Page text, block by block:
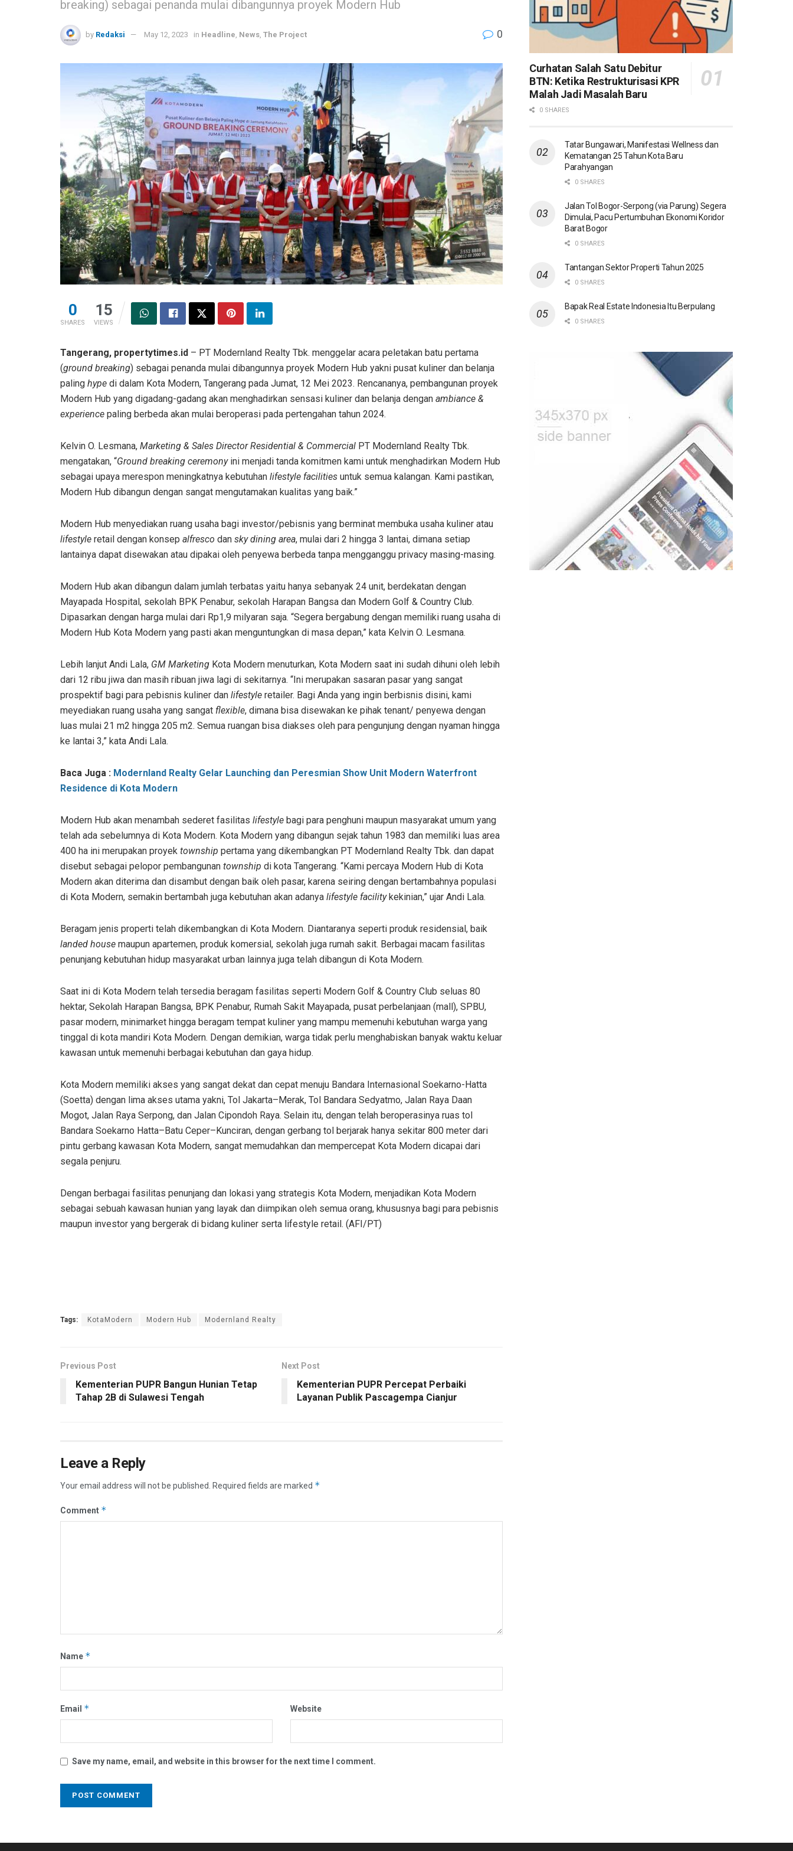
breaking) sebagai penanda mulai dibangunnya proyek Modern Hub
by Redaksi May 12, 2023 in Headline News The Project 0
0
SHARES
15
VIEWS
Tangerang, propertytimes.id – PT Modernland Realty Tbk. menggelar acara peletakan batu pertama
(ground breaking) sebagai penanda mulai dibangunnya proyek Modern Hub yakni pusat kuliner dan belanja
paling hype di dalam Kota Modern, Tangerang pada Jumat, 12 Mei 2023. Rencananya, pembangunan proyek
Modern Hub yang digadang-gadang akan menghadirkan sensasi kuliner dan belanja dengan ambiance &
experience paling berbeda akan mulai beroperasi pada pertengahan tahun 2024.
Kelvin O. Lesmana, Marketing & Sales Director Residential & Commercial PT Modernland Realty Tbk.
mengatakan, “Ground breaking ceremonyini menjadi tanda komitmen kami untuk menghadirkan Modern Hub
sebagai upaya merespon meningkatnya kebutuhan lifestyle facilities untuk semua kalangan. Kami pastikan,
Modern Hub dibangun dengan sangat mengutamakan kualitas yang baik.”
Modern Hub menyediakan ruang usaha bagi investor/pebisnis yang berminat membuka usaha kuliner atau
lifestyle retail dengan konsep alfresco dan sky dining area, mulai dari 2 hingga 3 lantai, dimana setiap
lantainya dapat disewakan atau dipakai oleh penyewa berbeda tanpa mengganggu privacy masing-masing.
Modern Hub akan dibangun dalam jumlah terbatas yaitu hanya sebanyak 24 unit, berdekatan dengan
Mayapada Hospital, sekolah BPK Penabur, sekolah Harapan Bangsa dan Modern Golf & Country Club.
Dipasarkan dengan harga mulai dari Rp1,9 milyaran saja. “Segera bergabung dengan memiliki ruang usaha di
Modern Hub Kota Modern yang pasti akan menguntungkan di masa depan,” kata Kelvin O. Lesmana.
Lebih lanjut Andi Lala, GM Marketing Kota Modern menuturkan, Kota Modern saat ini sudah dihuni oleh lebih
dari 12 ribu jiwa dan masih ribuan jiwa lagi di sekitarnya. “Ini merupakan sasaran pasar yang sangat
prospektif bagi para pebisnis kuliner dan lifestyle retailer. Bagi Anda yang ingin berbisnis disini, kami
meyediakan ruang usaha yang sangat flexible, dimana bisa disewakan ke pihak tenant/ penyewa dengan
luas mulai 21 m2 hingga 205 m2. Semua ruangan bisa diakses oleh para pengunjung dengan nyaman hingga
ke lantai 3,” kata Andi Lala.
Baca Juga : Modernland Realty Gelar Launching dan Peresmian Show Unit Modern Waterfront
Residence di Kota Modern
Modern Hub akan menambah sederet fasilitas lifestyle bagi para penghuni maupun masyarakat umum yang
telah ada sebelumnya di Kota Modern. Kota Modern yang dibangun sejak tahun 1983 dan memiliki luas area
400 ha ini merupakan proyek township pertama yang dikembangkan PT Modernland Realty Tbk. dan dapat
disebut sebagai pelopor pembangunan township di kota Tangerang. “Kami percaya Modern Hub di Kota
Modern akan diterima dan disambut dengan baik oleh pasar, karena seiring dengan bertambahnya populasi
di Kota Modern, semakin bertambah juga kebutuhan akan adanya lifestyle facilitykekinian,” ujar Andi Lala.
Beragam jenis properti telah dikembangkan di Kota Modern. Diantaranya seperti produk residensial, baik
landed house maupun apartemen, produk komersial, sekolah juga rumah sakit. Berbagai macam fasilitas
penunjang kebutuhan hidup masyarakat urban lainnya juga telah dibangun di Kota Modern.
Saat ini di Kota Modern telah tersedia beragam fasilitas seperti Modern Golf & Country Club seluas 80
hektar, Sekolah Harapan Bangsa, BPK Penabur, Rumah Sakit Mayapada, pusat perbelanjaan (mall), SPBU,
pasar modern, minimarket hingga beragam tempat kuliner yang mampu memenuhi kebutuhan warga yang
tinggal di kota mandiri Kota Modern. Dengan demikian, warga tidak perlu menghabiskan banyak waktu keluar
kawasan untuk memenuhi berbagai kebutuhan dan gaya hidup.
Kota Modern memiliki akses yang sangat dekat dan cepat menuju Bandara Internasional Soekarno-Hatta
(Soetta) dengan lima akses utama yakni, Tol Jakarta–Merak, Tol Bandara Sedyatmo, Jalan Raya Daan
Mogot, Jalan Raya Serpong, dan Jalan Cipondoh Raya. Selain itu, dengan telah beroperasinya ruas tol
Bandara Soekarno Hatta–Batu Ceper–Kunciran, dengan gerbang tol berjarak hanya sekitar 800 meter dari
pintu gerbang kawasan Kota Modern, sangat memudahkan dan mempercepat Kota Modern dicapai dari
segala penjuru.
Dengan berbagai fasilitas penunjang dan lokasi yang strategis Kota Modern, menjadikan Kota Modern
sebagai sebuah kawasan hunian yang layak dan diimpikan oleh semua orang, khususnya bagi para pebisnis
maupun investor yang bergerak di bidang kuliner serta lifestyle retail. (AFI/PT)
Tags: KotaModern Modern Hub Modernland Realty
Previous Post
Kementerian PUPR Bangun Hunian Tetap
Tahap 2B di Sulawesi Tengah
Next Post
Kementerian PUPR Percepat Perbaiki
Layanan Publik Pascagempa Cianjur
Leave a Reply
Your email address will not be published. Required fields are marked *
Comment *
Name *
Email * Website
Save my name, email, and website in this browser for the next time I comment.
Curhatan Salah Satu Debitur
BTN: Ketika Restrukturisasi KPR
Malah Jadi Masalah Baru
0 SHARES
Tatar Bungawari, Manifestasi Wellness dan
Kematangan 25 Tahun Kota Baru
Parahyangan
0 SHARES
Jalan Tol Bogor-Serpong (via Parung) Segera
Dimulai, Pacu Pertumbuhan Ekonomi Koridor
Barat Bogor
0 SHARES
Tantangan Sektor Properti Tahun 2025
0 SHARES
Bapak Real Estate Indonesia Itu Berpulang
0 SHARES